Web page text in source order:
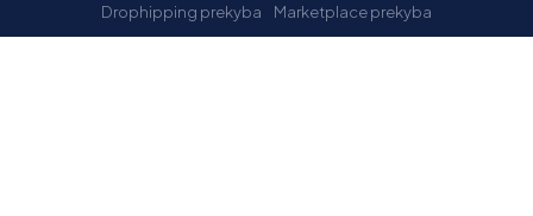
Drophipping prekyba
Marketplace prekyba